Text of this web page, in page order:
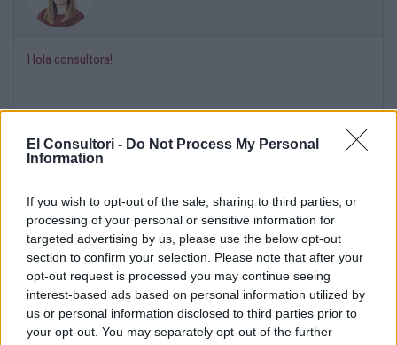
El Consultori - Do Not Process My Personal
Information
If you wish to opt-out of the sale, sharing to third parties, or
processing of your personal or sensitive information for
targeted advertising by us, please use the below opt-out
section to confirm your selection. Please note that after your
opt-out request is processed you may continue seeing
interest-based ads based on personal information utilized by
us or personal information disclosed to third parties prior to
your opt-out. You may separately opt-out of the further
Hola consultora!
expressen com se senten i això ens fereix, i tot i que hem de
entendre que ells també tenen emocions pròpies i reaccions que a
vegades no són les que esperem, vull dir-te que no estàs fent res
dolent per estar creixent i ja no ser una nena o per estar gaudint de
una nova relació que et fa feliç.